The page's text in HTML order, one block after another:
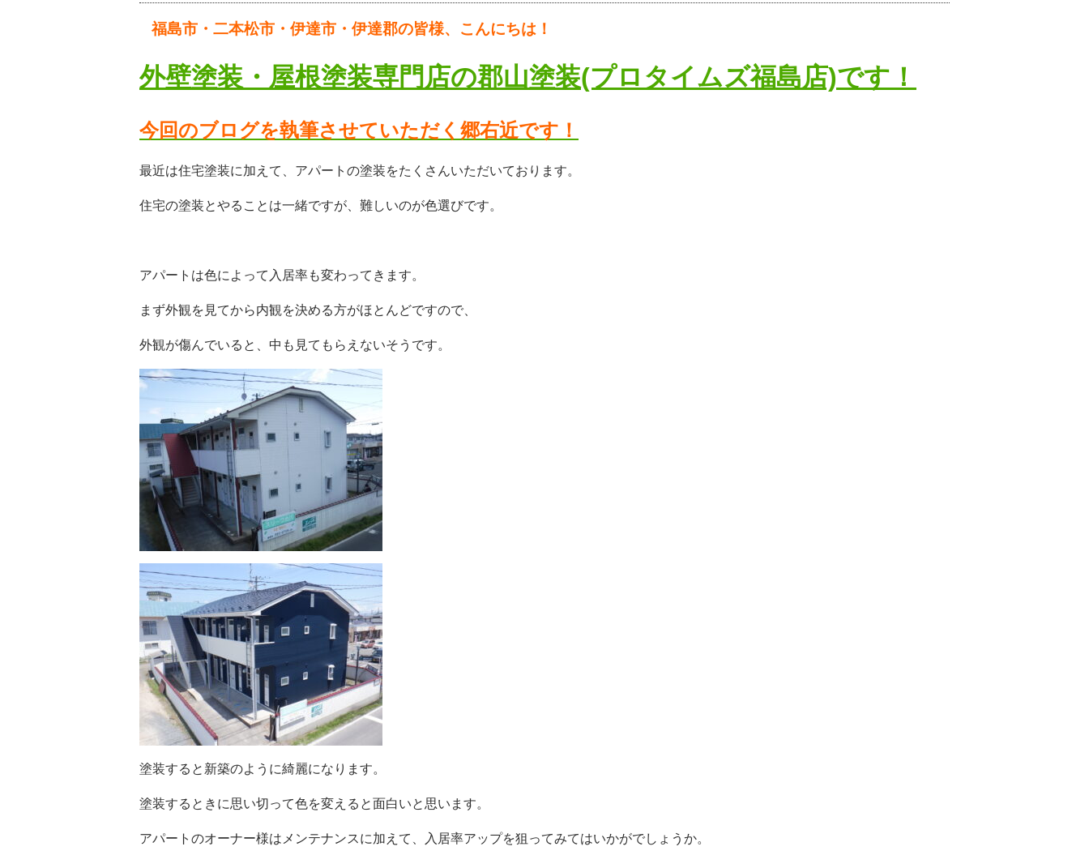
福島市・二本松市・伊達市・伊達郡の皆様、こんにちは！
外壁塗装・屋根塗装専門店の郡山塗装(プロタイムズ福島店)です！
今回のブログを執筆させていただく郷右近です！
最近は住宅塗装に加えて、アパートの塗装をたくさんいただいております。
住宅の塗装とやることは一緒ですが、難しいのが色選びです。
アパートは色によって入居率も変わってきます。
まず外観を見てから内観を決める方がほとんどですので、
外観が傷んでいると、中も見てもらえないそうです。
塗装すると新築のように綺麗になります。
塗装するときに思い切って色を変えると面白いと思います。
アパートのオーナー様はメンテナンスに加えて、入居率アップを狙ってみてはいかがでしょうか。